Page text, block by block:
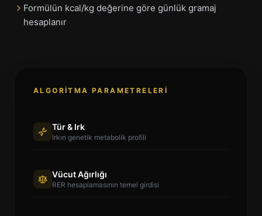
Formülün kcal/kg değerine göre günlük gramaj
hesaplanır
ALGORITMA PARAMETRELERI
Tür & Irk
Irkın genetik metabolik profili
Vücut Ağırlığı
RER hesaplamasının temel girdisi